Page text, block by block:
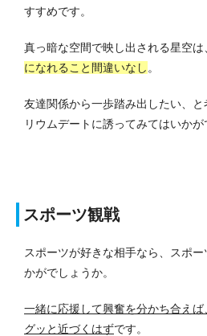
すすめです。
真っ暗な空間で映し出される星空は
になれること間違いなし 。
友達関係から一歩踏み出したい、
リウムデートに誘ってみてはいかが
スポーツ観戦
スポーツが好きな相手なら、スポ
かがでしょうか。
一緒に応援して興奮を分かち合え
グッと近づくはずです。